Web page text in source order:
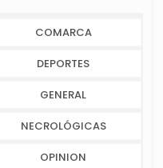
COMARCA
DEPORTES
GENERAL
NECROLÓGICAS
OPINION